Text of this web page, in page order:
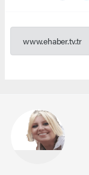
www.ehaber.tv.tr